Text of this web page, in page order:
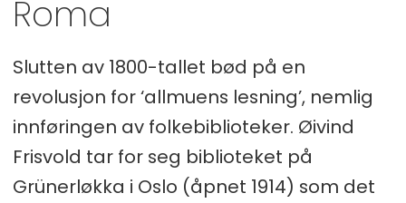
Roma
Slutten av 1800-tallet bød på en
revolusjon for ‘allmuens lesning’, nemlig
innføringen av folkebiblioteker. Øivind
Frisvold tar for seg biblioteket på
Grünerløkka i Oslo (åpnet 1914) som det